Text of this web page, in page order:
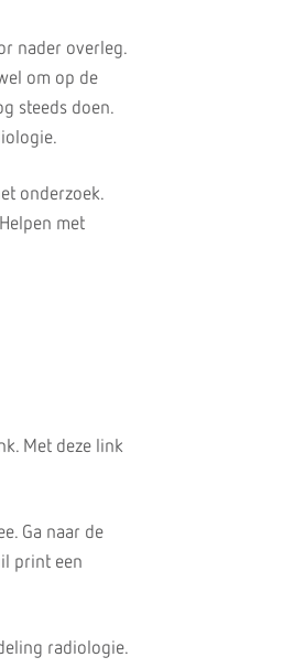
nader overleg.
om op de
steeds doen.
onderzoek.
met
Met deze link
Ga naar de
print een
radiologie.